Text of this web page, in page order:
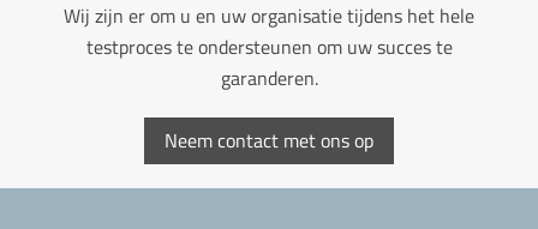
Wij zijn er om u en uw organisatie tijdens het hele
testproces te ondersteunen om uw succes te
garanderen.
Neem contact met ons op